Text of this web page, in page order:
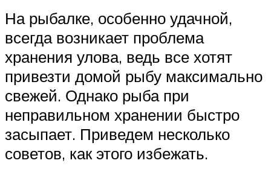
На рыбалке, особенно удачной,
всегда возникает проблема
хранения улова, ведь все хотят
привезти домой рыбу максимально
свежей. Однако рыба при
неправильном хранении быстро
засыпает. Приведем несколько
советов, как этого избежать.